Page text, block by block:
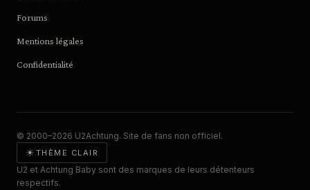
Forums
Mentions légales
Confidentialité
© 2000–2026 U2Achtung. Site de fans non officiel.
☀ THÈME CLAIR
U2 et Achtung Baby sont des marques de leurs détenteurs
respectifs.